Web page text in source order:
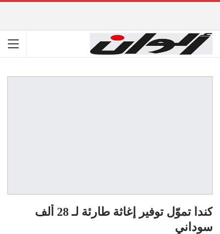
كندا تموّل توفير إغاثة طارئة لـ 28 ألف
سوداني